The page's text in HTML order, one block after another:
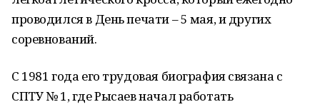
проводился в День печати – 5 мая, и других
соревнований.
С 1981 года его трудовая биография связана с
СПТУ № 1, где Рысаев начал работать